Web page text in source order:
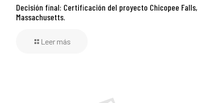
Decisión final: Certificación del proyecto Chicopee Falls,
Massachusetts.
Leer más